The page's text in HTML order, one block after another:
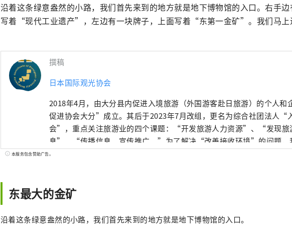
沿着这条绿意盎然的小路，我们首先来到的地方就是地下博物馆的入口。右手
写着“现代工业遗产”，左边有一块牌子，上面写着“东第一金矿”。我们马上
撰稿
日本国际观光协会
2018年4月，由大分县内促进入境旅游（外国游客赴日旅游）的个人
促进协会大分”成立。其后于2023年7月改组，更名为综合社团法人“
会”，重点关注旅游业的四个课题：“开发旅游人力资源”、“发现旅
息”、“传播信息、宣传推广。”为了解决“改善接收环境”的问题，
内开展各项具体措施。
本服务包含赞助广告。
东最大的金矿
沿着这条绿意盎然的小路，我们首先来到的地方就是地下博物馆的入口。